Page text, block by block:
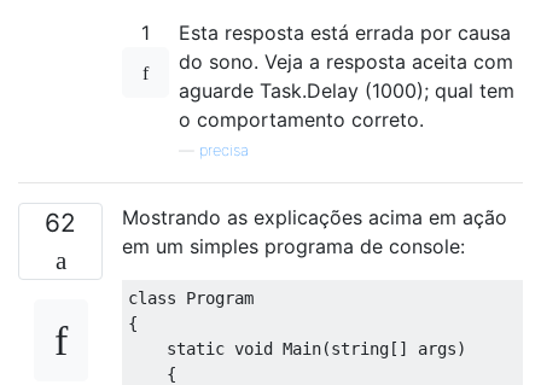
1
Esta resposta está errada por causa
do sono. Veja a resposta aceita com
aguarde Task.Delay (1000); qual tem
o comportamento correto.
precisa
62
Mostrando as explicações acima em ação
em um simples programa de console:
class
Program
{
static void Main(string[] args)
{